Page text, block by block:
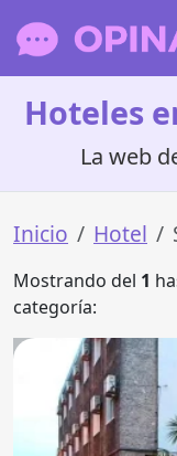
Hoteles
La web
Inicio Hotel
Mostrando del 1
categoría: